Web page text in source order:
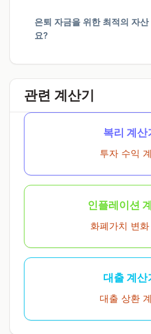
은퇴 자금을 위한 최적의 자
요?
관련 계산기
복리 계산
투자 수익
인플레이션
화폐가치 변
대출 계산
대출 상환